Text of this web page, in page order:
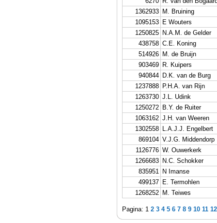
1362933 M. Bruining
1095153 E Wouters
1250825 N.A.M. de Gelder
438758 C.E. Koning
514926 M. de Bruijn
903469 R. Kuipers
940844 D.K. van de Burg
1237888 P.H.A. van Rijn
1263730 J.L. Udink
1250272 B.Y. de Ruiter
1063162 J.H. van Weeren
1302558 L.A.J.J. Engelbert
869104 V.J.G. Middendorp
1126776 W. Ouwerkerk
1266683 N.C. Schokker
835951 N Imanse
499137 E. Termohlen
1268252 M. Teiwes
Pagina: 1 2 3 4 5 6 7 8 9 10 11 12